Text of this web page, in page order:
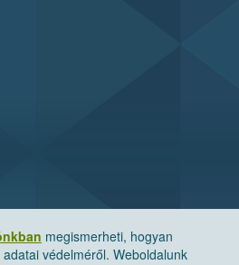
megismerheti, hogyan
védelméről. Weboldalunk